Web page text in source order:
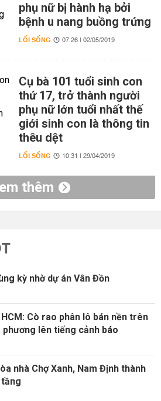
phụ nữ bị hành hạ bởi
bệnh u nang buồng trứng
LỐI SỐNG 07:26 | 02/05/2019
Cụ bà 101 tuổi sinh con
thứ 17, trở thành người
phụ nữ lớn tuổi nhất thế
giới sinh con là thông tin
thêu dệt
LỐI SỐNG 10:31 | 29/04/2019
thêm
kỳ nhờ dự án Vân Đồn
Cò rao phân lô bán nền trên
lên tiếng cảnh báo
nhà Chợ Xanh, Nam Định thành